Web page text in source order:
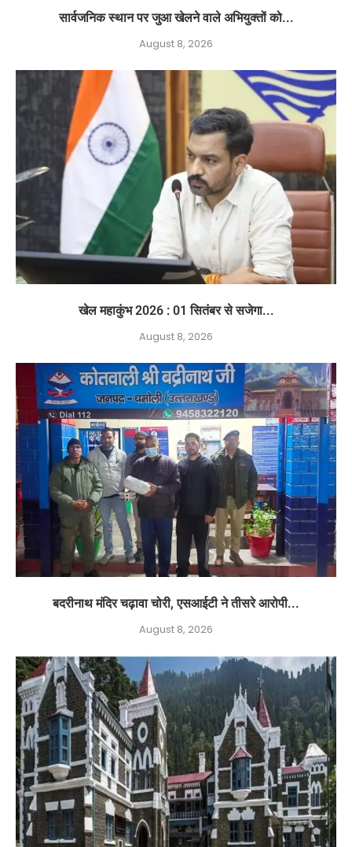
सार्वजनिक स्थान पर जुआ खेलने वाले अभियुक्तों को...
August 8, 2026
खेल महाकुंभ 2026 : 01 सितंबर से सजेगा...
August 8, 2026
बदरीनाथ मंदिर चढ़ावा चोरी, एसआईटी ने तीसरे आरोपी...
August 8, 2026